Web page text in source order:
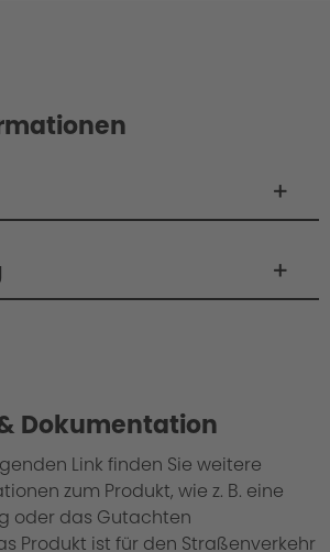
Dokumentation
Link finden Sie weitere
zum Produkt, wie z. B. eine
oder das Gutachten
Produkt ist für den Straßenverkehr